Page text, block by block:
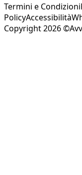
Termini e Condizioni
PolicyAccessibilità
Copyright 2026